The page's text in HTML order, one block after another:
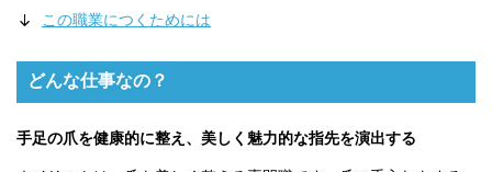
この職業につくためには
どんな仕事なの？
手足の爪を健康的に整え、美しく魅力的な指先を演出する